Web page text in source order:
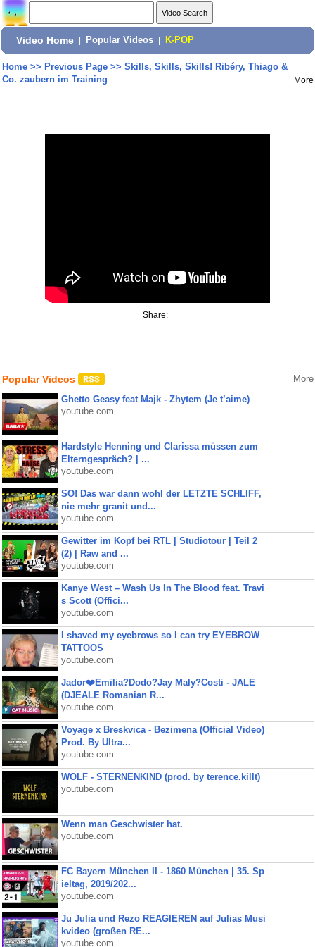
Video Home Popular Videos K-POP
Home>> Previous Page>> Skills, Skills, Skills! Ribéry, Thiago &
Co. zaubern im Training
More
Share:
Popular Videos More
Ghetto Geasy feat Majk - Zhytem (Je t’aime)
youtube.com
Hardstyle Henning und Clarissa müssen zum
Elterngespräch? | ...
youtube.com
SO! Das war dann wohl der LETZTE SCHLIFF,
nie mehr granit und...
youtube.com
Gewitter im Kopf bei RTL | Studiotour | Teil 2
(2) | Raw and ...
youtube.com
Kanye West – Wash Us In The Blood feat. Travi
s Scott (Offici...
youtube.com
I shaved my eyebrows so I can try EYEBROW
TATTOOS
youtube.com
Jador❤️Emilia?Dodo?Jay Maly?Costi - JALE
(DJEALE Romanian R...
youtube.com
Voyage x Breskvica - Bezimena (Official Video)
Prod. By Ultra...
youtube.com
WOLF - STERNENKIND (prod. by terence.killt)
youtube.com
Wenn man Geschwister hat.
youtube.com
FC Bayern München II - 1860 München | 35. Sp
ieltag, 2019/202...
youtube.com
Ju Julia und Rezo REAGIEREN auf Julias Musi
kvideo (großen RE...
youtube.com